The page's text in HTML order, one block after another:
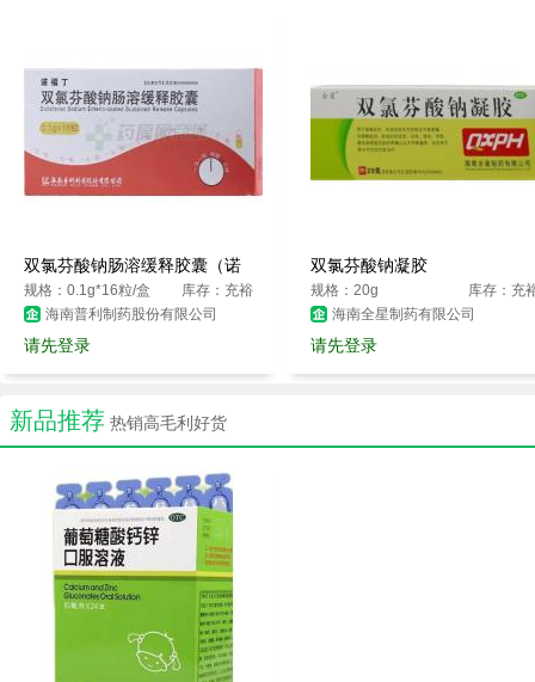
双氯芬酸钠肠溶缓释胶囊（诺
福丁）
规格：0.1g*16粒/盒
库存：充裕
海南普利制药股份有限公司
请先登录
双氯芬酸钠凝胶
规格：20g
库存：充
海南全星制药有限公司
请先登录
新品推荐 热销高毛利好货